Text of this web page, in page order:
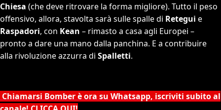
Chiesa (che deve ritrovare la forma migliore). Tutto il peso
offensivo, allora, stavolta sarà sulle spalle di Retegui e
Raspadori, con Kean – rimasto a casa agli Europei –
pronto a dare una mano dalla panchina. E a contribuire
alla rivoluzione azzurra di Spalletti.
Chiamarsi Bomber è ora su Whatsapp, iscriviti subito al